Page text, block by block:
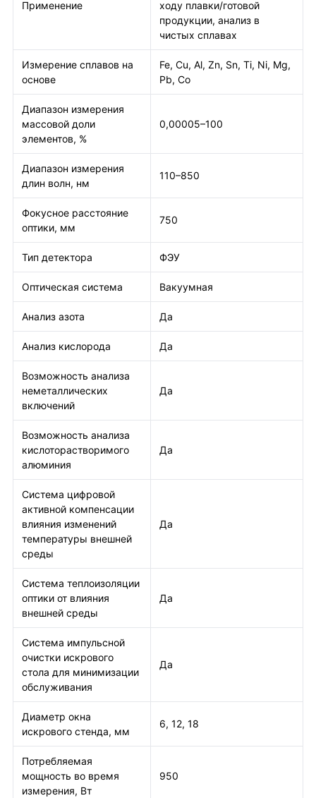
Применение
ходу плавки/готовой
продукции, анализ в
чистых сплавах
Измерение сплавов на
основе
Fe, Cu, Al, Zn, Sn, Ti, Ni, Mg,
Pb, Co
Диапазон измерения
массовой доли
элементов, %
0,00005–100
Диапазон измерения
длин волн, нм
110–850
Фокусное расстояние
оптики, мм
750
Тип детектора ФЭУ
Оптическая система Вакуумная
Анализ азота Да
Анализ кислорода Да
Возможность анализа
неметаллических
включений
Да
Возможность анализа
кислоторастворимого
алюминия
Да
Система цифровой
активной компенсации
влияния изменений
температуры внешней
среды
Да
Система теплоизоляции
оптики от влияния
внешней среды
Да
Система импульсной
очистки искрового
стола для минимизации
обслуживания
Да
Диаметр окна
искрового стенда, мм
6, 12, 18
Потребляемая
мощность во время
измерения, Вт
950